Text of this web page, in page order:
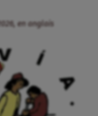
en anglais